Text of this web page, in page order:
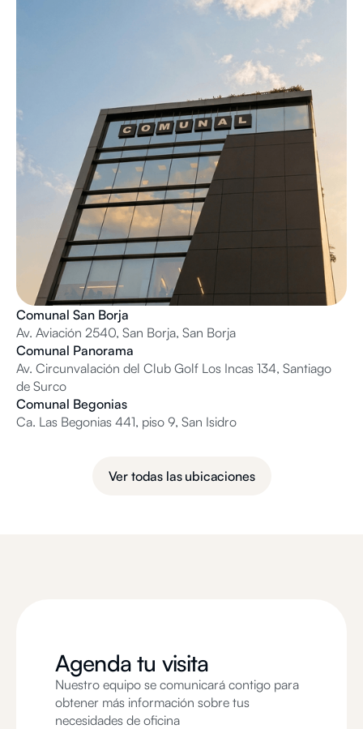
Comunal San Borja
Av. Aviación 2540, San Borja, San Borja
Comunal Panorama
Av. Circunvalación del Club Golf Los Incas 134, Santiago
de Surco
Comunal Begonias
Ca. Las Begonias 441, piso 9, San Isidro
Ver todas las ubicaciones
Agenda tu visita
Nuestro equipo se comunicará contigo para
obtener más información sobre tus
necesidades de oficina